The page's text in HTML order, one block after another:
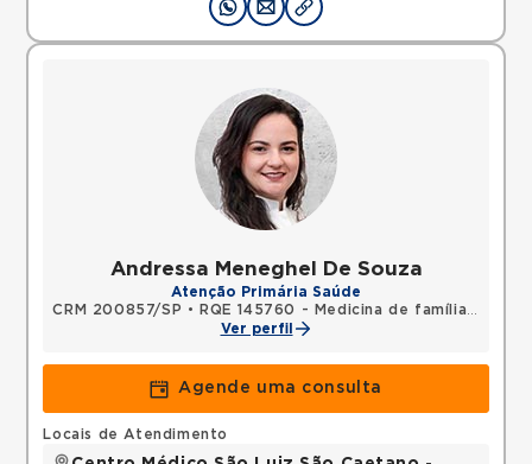
Andressa Meneghel De Souza
Atenção Primária Saúde
CRM 200857/SP •
RQE 145760 - Medicina de família e comunidade
Ver perfil
Agende uma consulta
Locais de Atendimento